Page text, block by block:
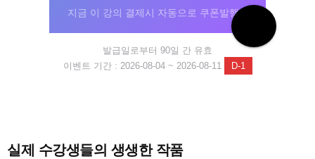
지금 이 강의 결제시 자동으로 쿠폰발행!
발급일로부터 90일 간 유효
이벤트 기간 : 2026-08-04 ~ 2026-08-11
D-1
실제 수강생들의 생생한 작품